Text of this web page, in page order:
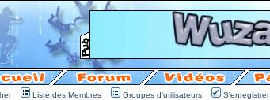
Liste des Membres Groupes d'utilisateurs
S'enregistrer